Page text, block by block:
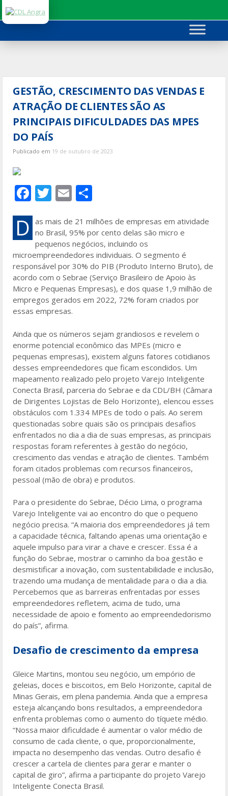
para
conteúdo
GESTÃO, CRESCIMENTO DAS VENDAS E
ATRAÇÃO DE CLIENTES SÃO AS
PRINCIPAIS DIFICULDADES DAS MPES
DO PAÍS
Publicado em 19 de outubro de 2023
F
ac
e
b
o
o
k
T
w
itt
er
E
m
ai
l
ar
e
D
as mais de 21 milhões de empresas em atividade
no Brasil, 95% por cento delas são micro e
pequenos negócios, incluindo os
microempreendedores individuais. O segmento é
responsável por 30% do PIB (Produto Interno Bruto), de
acordo com o Sebrae (Serviço Brasileiro de Apoio às
Micro e Pequenas Empresas), e dos quase 1,9 milhão de
empregos gerados em 2022, 72% foram criados por
essas empresas.
Ainda que os números sejam grandiosos e revelem o
enorme potencial econômico das MPEs (micro e
pequenas empresas), existem alguns fatores cotidianos
desses empreendedores que ficam escondidos. Um
mapeamento realizado pelo projeto Varejo Inteligente
Conecta Brasil, parceria do Sebrae e da CDL/BH (Câmara
de Dirigentes Lojistas de Belo Horizonte), elencou esses
obstáculos com 1.334 MPEs de todo o país. Ao serem
questionadas sobre quais são os principais desafios
enfrentados no dia a dia de suas empresas, as principais
respostas foram referentes à gestão do negócio,
crescimento das vendas e atração de clientes. Também
foram citados problemas com recursos financeiros,
pessoal (mão de obra) e produtos.
Para o presidente do Sebrae, Décio Lima, o programa
Varejo Inteligente vai ao encontro do que o pequeno
negócio precisa. “A maioria dos empreendedores já tem
a capacidade técnica, faltando apenas uma orientação e
aquele impulso para virar a chave e crescer. Essa é a
função do Sebrae, mostrar o caminho da boa gestão e
desmistificar a inovação, com sustentabilidade e inclusão,
trazendo uma mudança de mentalidade para o dia a dia.
Percebemos que as barreiras enfrentadas por esses
empreendedores refletem, acima de tudo, uma
necessidade de apoio e fomento ao empreendedorismo
do país”, afirma.
Desafio de crescimento da empresa
Gleice Martins, montou seu negócio, um empório de
geleias, doces e biscoitos, em Belo Horizonte, capital de
Minas Gerais, em plena pandemia. Ainda que a empresa
esteja alcançando bons resultados, a empreendedora
enfrenta problemas como o aumento do tíquete médio.
“Nossa maior dificuldade é aumentar o valor médio de
consumo de cada cliente, o que, proporcionalmente,
impacta no desempenho das vendas. Outro desafio é
crescer a cartela de clientes para gerar e manter o
capital de giro”, afirma a participante do projeto Varejo
Inteligente Conecta Brasil.